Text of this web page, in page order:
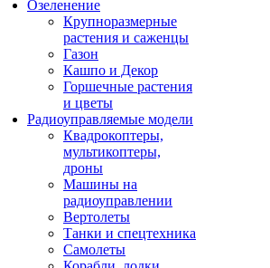
Озеленение
Крупноразмерные
растения и саженцы
Газон
Кашпо и Декор
Горшечные растения
и цветы
Радиоуправляемые модели
Квадрокоптеры,
мультикоптеры,
дроны
Машины на
радиоуправлении
Вертолеты
Танки и спецтехника
Самолеты